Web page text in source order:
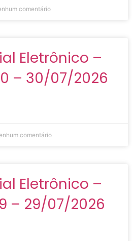
comentário
Eletrônico –
– 30/07/2026
comentário
Eletrônico –
– 29/07/2026